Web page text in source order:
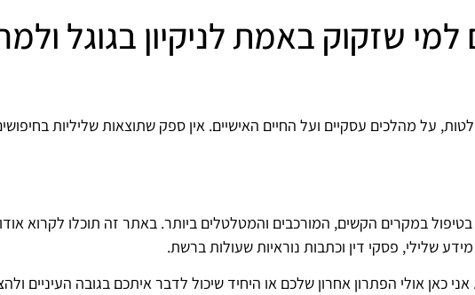
למי שזקוק באמת לניקיון בגוגל
על מהלכים עסקיים ועל החיים האישיים. אין ספק שתוצאות שליליות
הלל, מומחה ניהול מוניטין עם ניסיון של למעלה מ-20 שנה בטיפול במקרים הקשים, המורכבים והמטלטלים ביותר. באתר זה תוכלו
שלילי, פסקי דין וכתבות נוראיות שעולות ברשת.
אולי הפתרון אחרון שלכם או היחיד שיכול לדבר איתכם בגובה העיניים